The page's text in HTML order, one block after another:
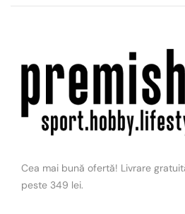
Cea mai bună ofertă! Livrare
peste 349 lei.